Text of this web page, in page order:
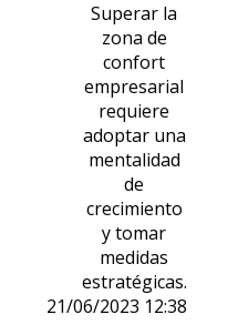
Superar la
zona de
confort
empresarial
requiere
adoptar una
mentalidad
de
crecimiento
y tomar
medidas
estratégicas.
21/06/2023 12:38